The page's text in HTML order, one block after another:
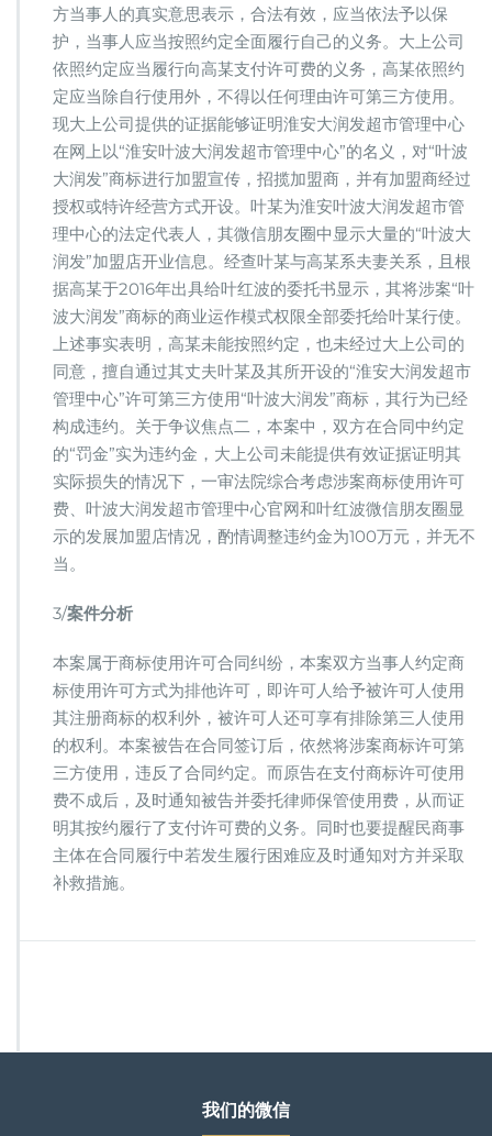
方当事人的真实意思表示，合法有效，应当依法予以保
护，当事人应当按照约定全面履行自己的义务。大上公司
依照约定应当履行向高某支付许可费的义务，高某依照约
定应当除自行使用外，不得以任何理由许可第三方使用。
现大上公司提供的证据能够证明淮安大润发超市管理中心
在网上以“淮安叶波大润发超市管理中心”的名义，对“叶波
大润发”商标进行加盟宣传，招揽加盟商，并有加盟商经过
授权或特许经营方式开设。叶某为淮安叶波大润发超市管
理中心的法定代表人，其微信朋友圈中显示大量的“叶波大
润发”加盟店开业信息。经查叶某与高某系夫妻关系，且根
据高某于2016年出具给叶红波的委托书显示，其将涉案“叶
波大润发”商标的商业运作模式权限全部委托给叶某行使。
上述事实表明，高某未能按照约定，也未经过大上公司的
同意，擅自通过其丈夫叶某及其所开设的“淮安大润发超市
管理中心”许可第三方使用“叶波大润发”商标，其行为已经
构成违约。关于争议焦点二，本案中，双方在合同中约定
的“罚金”实为违约金，大上公司未能提供有效证据证明其
实际损失的情况下，一审法院综合考虑涉案商标使用许可
费、叶波大润发超市管理中心官网和叶红波微信朋友圈显
示的发展加盟店情况，酌情调整违约金为100万元，并无不
当。
3/案件分析
本案属于商标使用许可合同纠纷，本案双方当事人约定商
标使用许可方式为排他许可，即许可人给予被许可人使用
其注册商标的权利外，被许可人还可享有排除第三人使用
的权利。本案被告在合同签订后，依然将涉案商标许可第
三方使用，违反了合同约定。而原告在支付商标许可使用
费不成后，及时通知被告并委托律师保管使用费，从而证
明其按约履行了支付许可费的义务。同时也要提醒民商事
主体在合同履行中若发生履行困难应及时通知对方并采取
补救措施。
我们的微信